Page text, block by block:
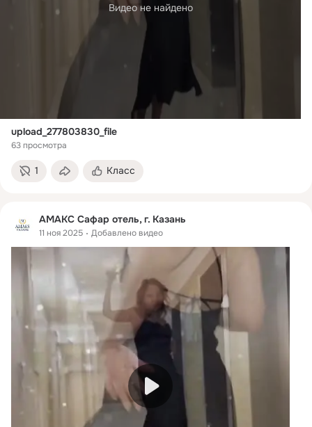
Видео не найдено
upload_277803830_file
63 просмотра
1 Класс
АМАКС Сафар отель, г. Казань
11 ноя 2025 Добавлено видео